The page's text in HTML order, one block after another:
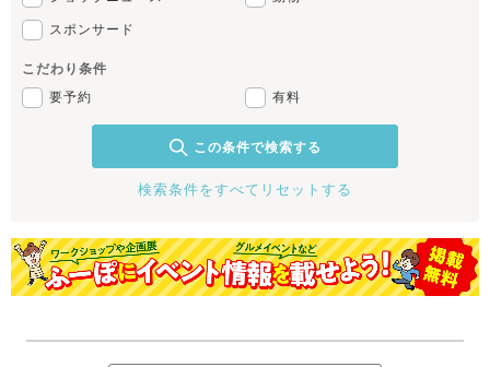
スポンサード
こだわり条件
要予約
有料
この条件で検索する
検索条件をすべてリセットする